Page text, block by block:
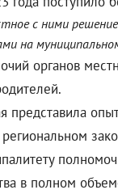
с ними
на
органов
в полном